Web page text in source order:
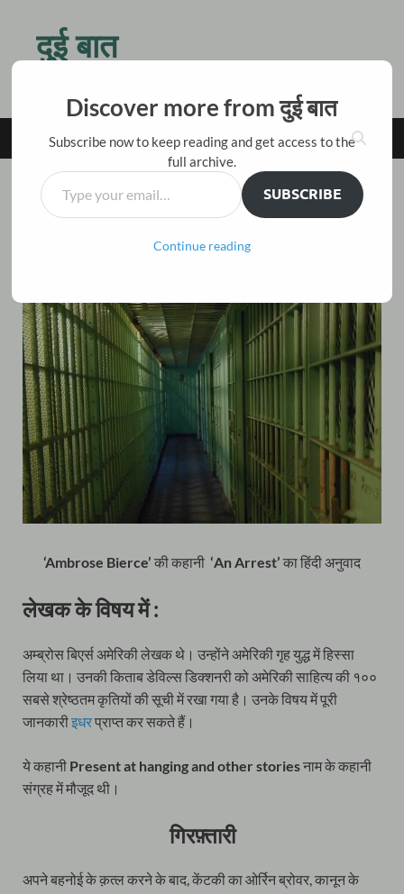
दुई बात
MAIN MENU
कहानी/ हिंदी अनुवाद
गिरफ्तारी – अम्ब्रोस बिएर्स
‘Ambrose Bierce’ की कहानी ‘An Arrest’ का हिंदी अनुवाद
लेखक के विषय में :
अम्ब्रोस बिएर्स अमेरिकी लेखक थे। उन्होंने अमेरिकी गृह युद्ध में हिस्सा
लिया था। उनकी किताब डेविल्स डिक्शनरी को अमेरिकी साहित्य की १००
सबसे श्रेष्ठतम कृतियों की सूची में रखा गया है। उनके विषय में पूरी
जानकारीइधरप्राप्त कर सकते हैं।
ये कहानी Present at hanging and other storiesनाम के कहानी
संग्रह में मौजूद थी।
गिरफ़्तारी
अपने बहनोई के क़त्ल करने के बाद, केंटकी का ओर्रिन ब्रोवर, कानून के
Discover more from दुई बात
Subscribe now to keep reading and get access to the
full archive.
SUBSCRIBE
Continue reading